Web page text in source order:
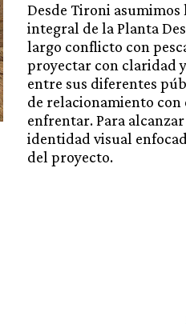
Desde Tironi
integral de la Planta
largo conflicto con
proyectar con claridad
entre sus diferentes
de relacionamiento
enfrentar. Para
identidad visual
del proyecto.